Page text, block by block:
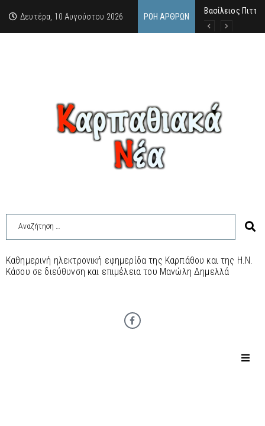
Δευτέρα, 10 Αυγούστου 2026 ΡΟΉ ΆΡΘΡΩΝ
Βασίλειος
Σαν σήμερα,
Μανόλης Μελάς:
Καθημερινή ηλεκτρονική εφημερίδα της Καρπάθου και της Η.Ν.
Κάσου σε διεύθυνση και επιμέλεια του Μανώλη Δημελλά